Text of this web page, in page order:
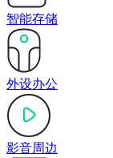
智能存储
外设办公
影音周边